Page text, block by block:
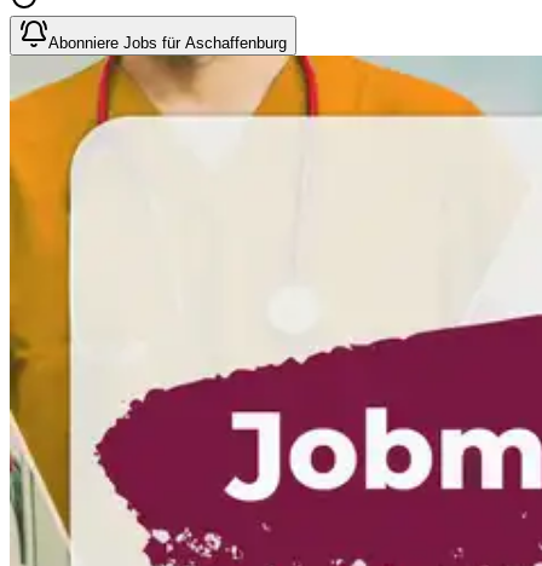
Abonniere Jobs für Aschaffenburg